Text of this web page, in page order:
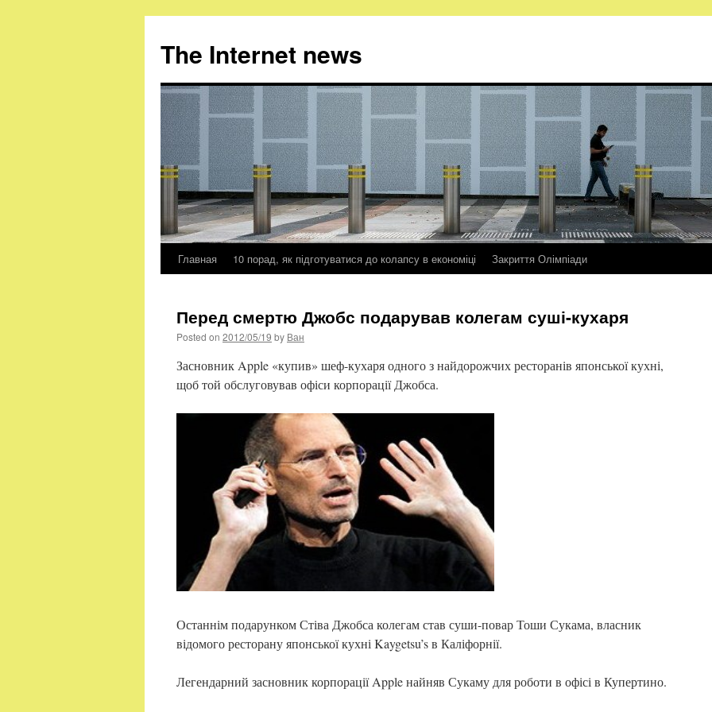
The Internet news
Skip
content
Главная 10 порад, як підготуватися до колапсу в економіці Закриття Олімпіади
Перед смертю Джобс подарував колегам суші-кухаря
Posted on 2012/05/19 by Ван
Засновник Apple «купив» шеф-кухаря одного з найдорожчих ресторанів японської кухні,
щоб той обслуговував офіси корпорації Джобса.
Останнім подарунком Стіва Джобса колегам став суши-повар Тоши Сукама, власник
відомого ресторану японської кухні Kaygetsu’s в Каліфорнії.
Легендарний засновник корпорації Apple найняв Сукаму для роботи в офісі в Купертино.